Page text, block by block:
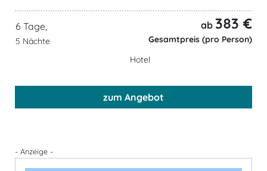
6 Tage,
5 Nächte
ab 383 €
Gesamtpreis (pro Person)
Hotel
zum Angebot
- Anzeige -